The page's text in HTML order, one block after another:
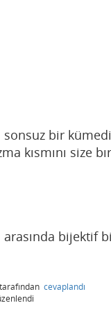
sonsuz bir
kısmını size
arasında bijektif
tarafından cevaplandı